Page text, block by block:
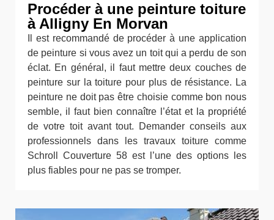
Procéder à une peinture toiture
à Alligny En Morvan
Il est recommandé de procéder à une application
de peinture si vous avez un toit qui a perdu de son
éclat. En général, il faut mettre deux couches de
peinture sur la toiture pour plus de résistance. La
peinture ne doit pas être choisie comme bon nous
semble, il faut bien connaître l’état et la propriété
de votre toit avant tout. Demander conseils aux
professionnels dans les travaux toiture comme
Schroll Couverture 58 est l’une des options les
plus fiables pour ne pas se tromper.